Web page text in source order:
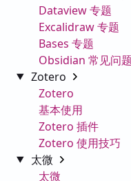
Dataview 专题
Excalidraw 专题
Bases 专题
Obsidian 常见问
Zotero
Zotero
基本使用
Zotero 插件
Zotero 使用技巧
太微
太微